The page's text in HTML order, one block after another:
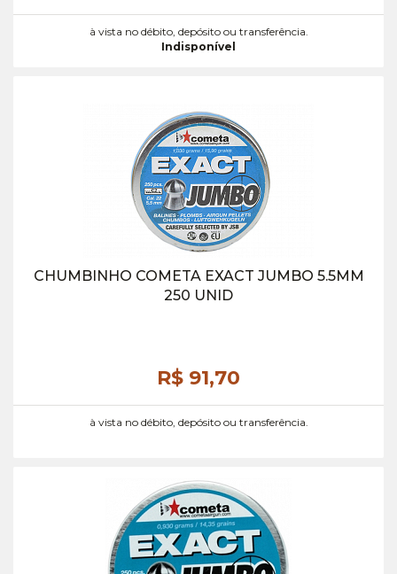
à vista no débito, depósito ou transferência.
Indisponível
CHUMBINHO COMETA EXACT JUMBO 5.5MM
250 UNID
R$ 91,70
à vista no débito, depósito ou transferência.